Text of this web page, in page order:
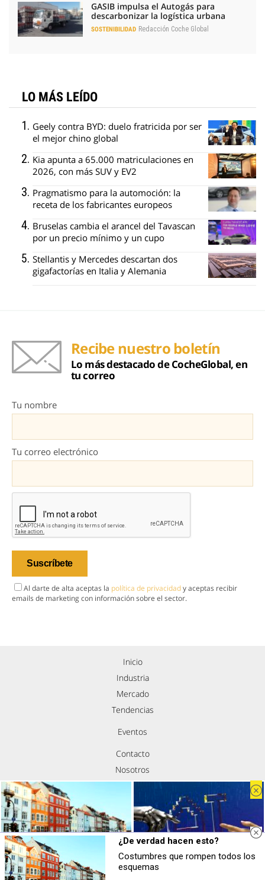
GASIB impulsa el Autogás para
descarbonizar la logística urbana
SOSTENIBILIDAD Redacción Coche Global
LO MÁS LEÍDO
Geely contra BYD: duelo fratricida por ser
el mejor chino global
Kia apunta a 65.000 matriculaciones en
2026, con más SUV y EV2
Pragmatismo para la automoción: la
receta de los fabricantes europeos
Bruselas cambia el arancel del Tavascan
por un precio mínimo y un cupo
Stellantis y Mercedes descartan dos
gigafactorías en Italia y Alemania
Recibe nuestro boletín
Lo más destacado de CocheGlobal, en
tu correo
Tu nombre
Tu correo electrónico
Al darte de alta aceptas la política de privacidady aceptas recibir
emails de marketing con información sobre el sector.
Inicio
Industria
Mercado
Tendencias
Eventos
Contacto
Nosotros
Política de privacidad
Política de cookies
Síguenos
¿De verdad hacen esto?
Costumbres que rompen todos los
Se dijeron… y pasó
Esto ya forma parte de tu vida,
¿De verdad hacen esto?
Costumbres que rompen todos los
esquemas